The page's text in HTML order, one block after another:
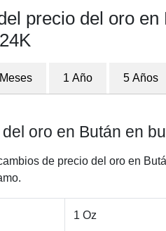
precio del oro en
1 Año 5 Años
oro en Bután en
de precio del oro en
1 Oz